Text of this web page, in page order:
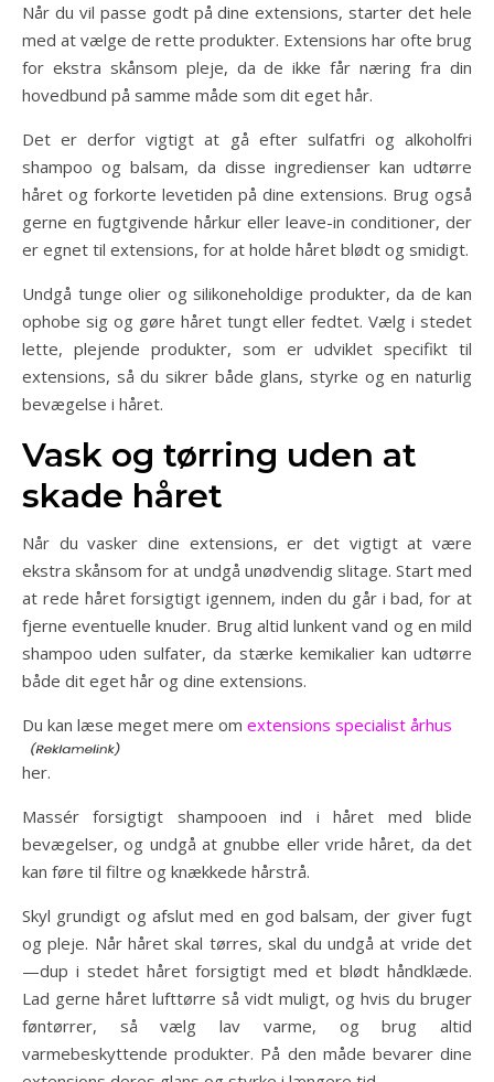
Når du vil passe godt på dine extensions, starter det hele
med at vælge de rette produkter. Extensions har ofte brug
for ekstra skånsom pleje, da de ikke får næring fra din
hovedbund på samme måde som dit eget hår.
Det er derfor vigtigt at gå efter sulfatfri og alkoholfri
shampoo og balsam, da disse ingredienser kan udtørre
håret og forkorte levetiden på dine extensions. Brug også
gerne en fugtgivende hårkur eller leave-in conditioner, der
er egnet til extensions, for at holde håret blødt og smidigt.
Undgå tunge olier og silikoneholdige produkter, da de kan
ophobe sig og gøre håret tungt eller fedtet. Vælg i stedet
lette, plejende produkter, som er udviklet specifikt til
extensions, så du sikrer både glans, styrke og en naturlig
bevægelse i håret.
Vask og tørring uden at
skade håret
Når du vasker dine extensions, er det vigtigt at være
ekstra skånsom for at undgå unødvendig slitage. Start med
at rede håret forsigtigt igennem, inden du går i bad, for at
fjerne eventuelle knuder. Brug altid lunkent vand og en mild
shampoo uden sulfater, da stærke kemikalier kan udtørre
både dit eget hår og dine extensions.
Du kan læse meget mere om extensions specialist århus
her.
Massér forsigtigt shampooen ind i håret med blide
bevægelser, og undgå at gnubbe eller vride håret, da det
kan føre til filtre og knækkede hårstrå.
Skyl grundigt og afslut med en god balsam, der giver fugt
og pleje. Når håret skal tørres, skal du undgå at vride det
—dup i stedet håret forsigtigt med et blødt håndklæde.
Lad gerne håret lufttørre så vidt muligt, og hvis du bruger
føntørrer, så vælg lav varme, og brug altid
varmebeskyttende produkter. På den måde bevarer dine